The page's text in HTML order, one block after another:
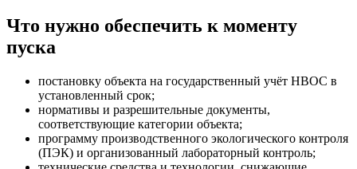
Что нужно обеспечить к моменту
пуска
постановку объекта на государственный учёт НВОС в
установленный срок;
нормативы и разрешительные документы,
соответствующие категории объекта;
программу производственного экологического контроля
(ПЭК) и организованный лабораторный контроль;